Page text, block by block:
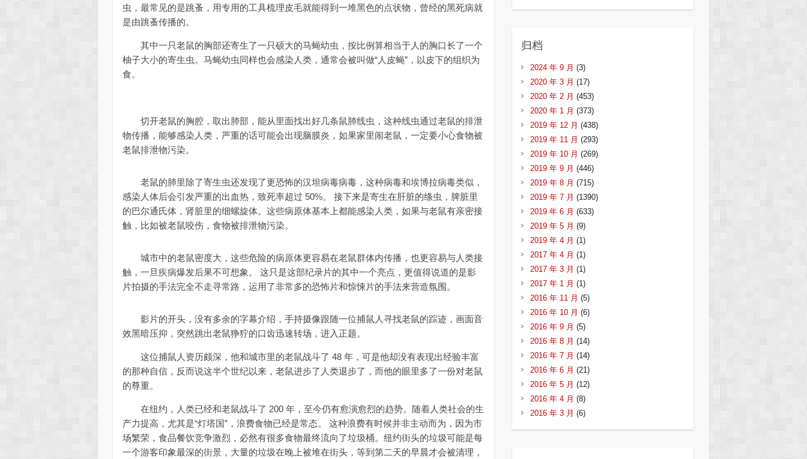
虫，最常见的是跳蚤，用专用的工具梳理皮毛就能得到一堆黑色的点状物，曾经的黑死病就
是由跳蚤传播的。
其中一只老鼠的胸部还寄生了一只硕大的马蝇幼虫，按比例算相当于人的胸口长了一个
柚子大小的寄生虫。马蝇幼虫同样也会感染人类，通常会被叫做“人皮蝇”，以皮下的组织为
食。
切开老鼠的胸腔，取出肺部，能从里面找出好几条鼠肺线虫，这种线虫通过老鼠的排泄
物传播，能够感染人类，严重的话可能会出现脑膜炎，如果家里闹老鼠，一定要小心食物被
老鼠排泄物污染。
老鼠的肺里除了寄生虫还发现了更恐怖的汉坦病毒病毒，这种病毒和埃博拉病毒类似，
感染人体后会引发严重的出血热，致死率超过 50%。 接下来是寄生在肝脏的绦虫，脾脏里
的巴尔通氏体，肾脏里的细螺旋体。这些病原体基本上都能感染人类，如果与老鼠有亲密接
触，比如被老鼠咬伤，食物被排泄物污染。
城市中的老鼠密度大，这些危险的病原体更容易在老鼠群体内传播，也更容易与人类接
触，一旦疾病爆发后果不可想象。 这只是这部纪录片的其中一个亮点，更值得说道的是影
片拍摄的手法完全不走寻常路，运用了非常多的恐怖片和惊悚片的手法来营造氛围。
影片的开头，没有多余的字幕介绍，手持摄像跟随一位捕鼠人寻找老鼠的踪迹，画面音
效黑暗压抑，突然跳出老鼠狰狞的口齿迅速转场，进入正题。
这位捕鼠人资历颇深，他和城市里的老鼠战斗了 48 年，可是他却没有表现出经验丰富
的那种自信，反而说这半个世纪以来，老鼠进步了人类退步了，而他的眼里多了一份对老鼠
的尊重。
在纽约，人类已经和老鼠战斗了 200 年，至今仍有愈演愈烈的趋势。随着人类社会的生
产力提高，尤其是“灯塔国”，浪费食物已经是常态。 这种浪费有时候并非主动而为，因为市
场繁荣，食品餐饮竞争激烈，必然有很多食物最终流向了垃圾桶。纽约街头的垃圾可能是每
一个游客印象最深的街景，大量的垃圾在晚上被堆在街头，等到第二天的早晨才会被清理，
归档
2024 年 9 月 (3)
2020 年 3 月 (17)
2020 年 2 月 (453)
2020 年 1 月 (373)
2019 年 12 月 (438)
2019 年 11 月 (293)
2019 年 10 月 (269)
2019 年 9 月 (446)
2019 年 8 月 (715)
2019 年 7 月 (1390)
2019 年 6 月 (633)
2019 年 5 月 (9)
2019 年 4 月 (1)
2017 年 4 月 (1)
2017 年 3 月 (1)
2017 年 1 月 (1)
2016 年 11 月 (5)
2016 年 10 月 (6)
2016 年 9 月 (5)
2016 年 8 月 (14)
2016 年 7 月 (14)
2016 年 6 月 (21)
2016 年 5 月 (12)
2016 年 4 月 (8)
2016 年 3 月 (6)